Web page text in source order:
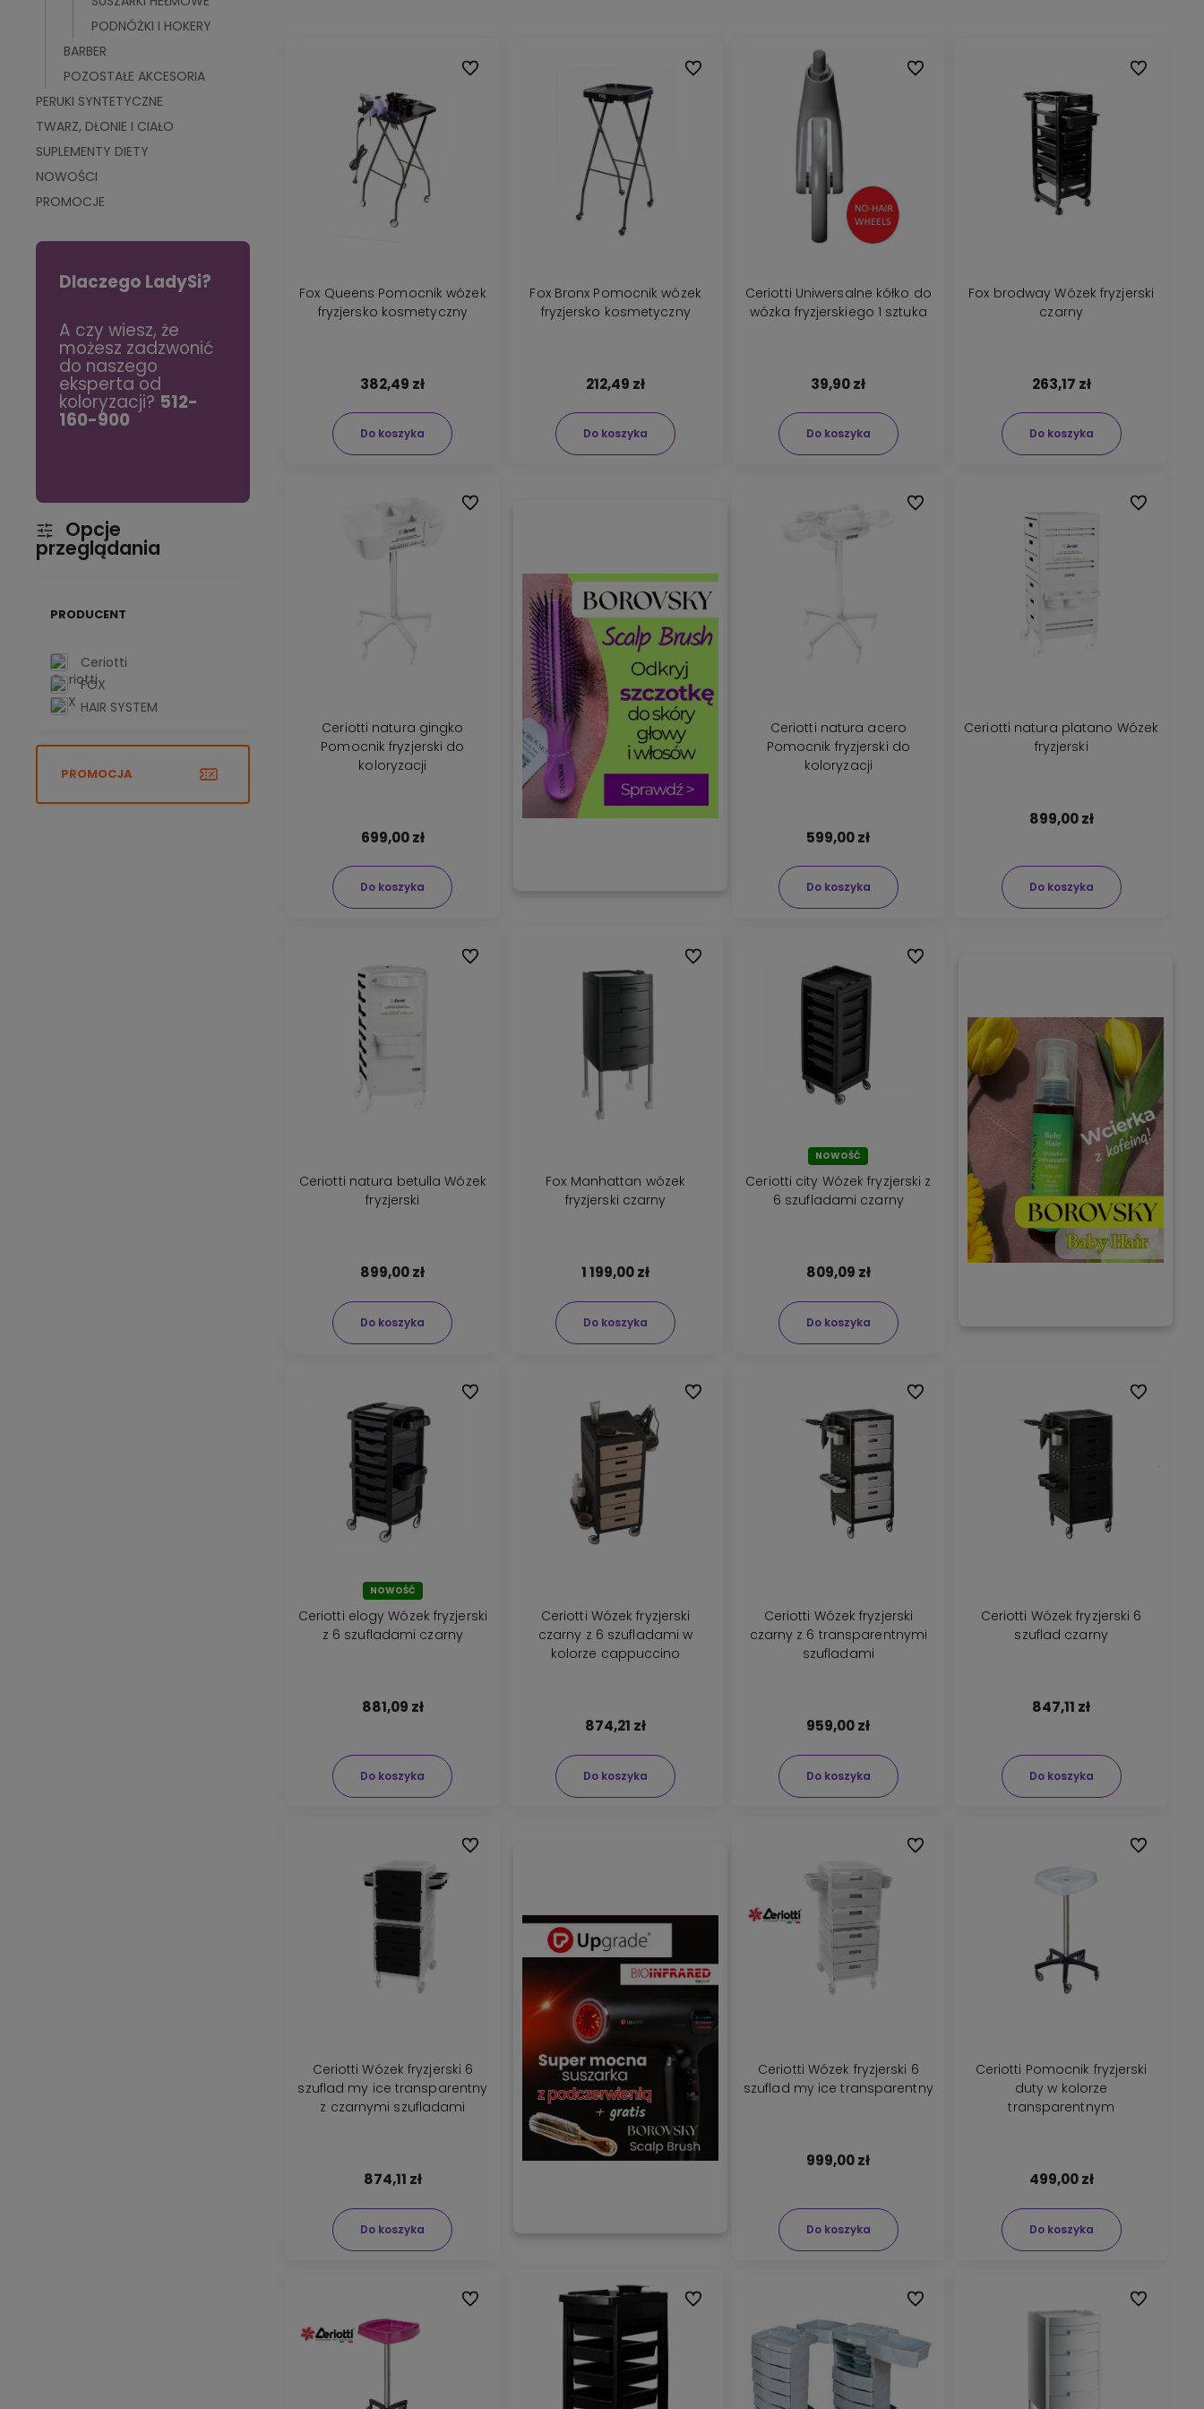
PODNÓŻKI I HOKERY
BARBER
POZOSTAŁE AKCESORIA
PERUKI SYNTETYCZNE
TWARZ, DŁONIE I CIAŁO
SUPLEMENTY DIETY
NOWOŚCI
PROMOCJE
Dlaczego LadySi?
A czy wiesz, że
możesz zadzwonić
do naszego
eksperta od
koloryzacji? 512-
160-900
zdrowych włosów - koloryzacji włosów
szybko staną się
zdrowe i
błyszczące.
eksperta od
160-900
Opcje
przeglądania
PRODUCENT
Ceriotti
FOX
HAIR SYSTEM
PROMOCJA
Fox Queens Pomocnik wózek
fryzjersko kosmetyczny
382,49 zł
Do koszyka
Do ulubionych
Fox Bronx Pomocnik wózek
fryzjersko kosmetyczny
212,49 zł
Do koszyka
Do ulubionych
Ceriotti Uniwersalne kółko do
wózka fryzjerskiego 1 sztuka
39,90 zł
Do koszyka
Do ulubionych
Fox brodway Wózek fryzjerski
czarny
263,17 zł
Do koszyka
Do
Ceriotti natura gingko
Pomocnik fryzjerski do
koloryzacji
699,00 zł
Do koszyka
Do ulubionych
Ceriotti natura acero
Pomocnik fryzjerski do
koloryzacji
599,00 zł
Do koszyka
Do ulubionych
Ceriotti natura platano Wózek
fryzjerski
899,00 zł
Do koszyka
Do
Ceriotti natura betulla Wózek
fryzjerski
899,00 zł
Do koszyka
Do ulubionych
Fox Manhattan wózek
fryzjerski czarny
1 199,00 zł
Do koszyka
Do ulubionych
NOWOŚĆ
Ceriotti city Wózek fryzjerski z
6 szufladami czarny
809,09 zł
Do koszyka
Do ulubionych
NOWOŚĆ
Ceriotti elogy Wózek fryzjerski
z 6 szufladami czarny
881,09 zł
Do koszyka
Do ulubionych
Ceriotti Wózek fryzjerski
czarny z 6 szufladami w
kolorze cappuccino
874,21 zł
Do koszyka
Do ulubionych
Ceriotti Wózek fryzjerski
czarny z 6 transparentnymi
szufladami
959,00 zł
Do koszyka
Do ulubionych
Ceriotti Wózek fryzjerski 6
szuflad czarny
847,11 zł
Do koszyka
Do
Ceriotti Wózek fryzjerski 6
szuflad my ice transparentny
z czarnymi szufladami
874,11 zł
Do koszyka
Do ulubionych
Ceriotti Wózek fryzjerski 6
szuflad my ice transparentny
999,00 zł
Do koszyka
Do ulubionych
Ceriotti Pomocnik fryzjerski
duty w kolorze
transparentnym
499,00 zł
Do koszyka
Do
Do ulubionych Do ulubionych Do ulubionych Do